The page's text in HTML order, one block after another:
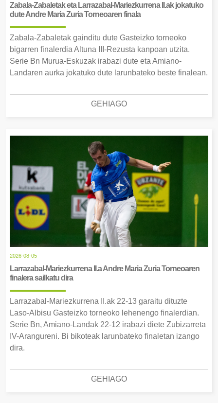
Zabala-Zabaletak eta Larrazabal-Mariezkurrena II.ak jokatuko
dute Andre Maria Zuria Torneoaren finala
Zabala-Zabaletak gainditu dute Gasteizko torneoko
bigarren finalerdia Altuna III-Rezusta kanpoan utzita.
Serie Bn Murua-Eskuzak irabazi dute eta Amiano-
Landaren aurka jokatuko dute larunbateko beste finalean.
GEHIAGO
2026-08-05
Larrazabal-Mariezkurrena II.a Andre Maria Zuria Torneoaren
finalera sailkatu dira
Larrazabal-Mariezkurrena II.ak 22-13 garaitu dituzte
Laso-Albisu Gasteizko torneoko lehenengo finalerdian.
Serie Bn, Amiano-Landak 22-12 irabazi diete Zubizarreta
IV-Arangureni. Bi bikoteak larunbateko finaletan izango
dira.
GEHIAGO